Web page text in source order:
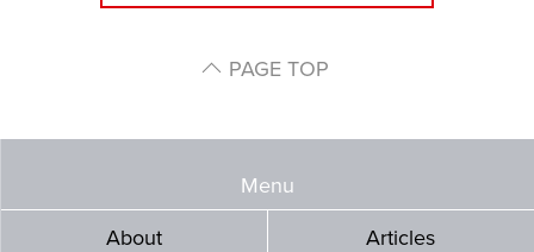
PAGE TOP
Menu
About
Articles